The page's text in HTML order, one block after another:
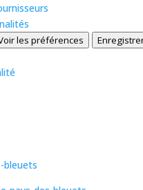
les préférences